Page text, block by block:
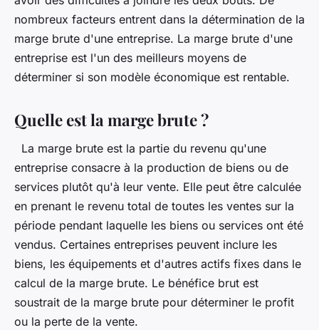
nombreux facteurs entrent dans la détermination de la
marge brute d'une entreprise. La marge brute d'une
entreprise est l'un des meilleurs moyens de
déterminer si son modèle économique est rentable.
Quelle est la marge brute ?
La marge brute est la partie du revenu qu'une
entreprise consacre à la production de biens ou de
services plutôt qu'à leur vente. Elle peut être calculée
en prenant le revenu total de toutes les ventes sur la
période pendant laquelle les biens ou services ont été
vendus. Certaines entreprises peuvent inclure les
biens, les équipements et d'autres actifs fixes dans le
calcul de la marge brute. Le bénéfice brut est
soustrait de la marge brute pour déterminer le profit
ou la perte de la vente.